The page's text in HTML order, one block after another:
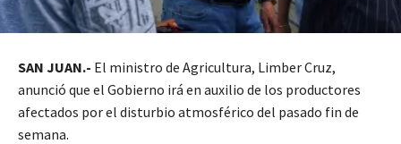
SAN JUAN.- El ministro de Agricultura, Limber Cruz,
anunció que el Gobierno irá en auxilio de los productores
afectados por el disturbio atmosférico del pasado fin de
semana.